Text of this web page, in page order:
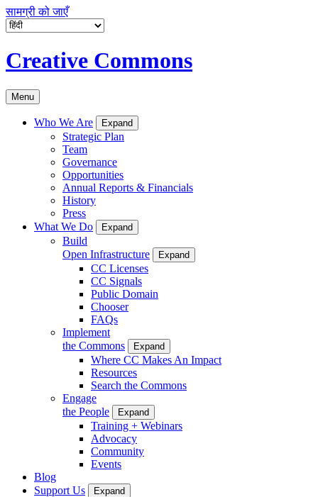
सामग्री को जाएँ
Creative Commons
Menu
Who We Are Expand
Strategic Plan
Team
Governance
Opportunities
Annual Reports & Financials
History
Press
What We Do
Expand
Build
Open Infrastructure
Expand
CC Licenses
CC Signals
Public Domain
Chooser
FAQs
Implement
the Commons
Expand
Where CC Makes An Impact
Resources
Search the Commons
Engage
the People
Expand
Training + Webinars
Advocacy
Community
Events
Blog
Support Us
Expand